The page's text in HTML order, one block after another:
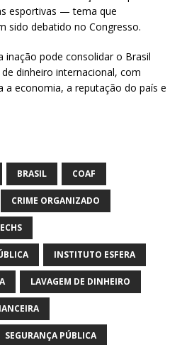
esportivas — tema que
sido debatido no Congresso.
inação pode consolidar o Brasil
dinheiro internacional, com
a economia, a reputação do país e
BRASIL COAF
CRIME ORGANIZADO
INSTITUTO ESFERA
LAVAGEM DE DINHEIRO
SEGURANÇA PÚBLICA